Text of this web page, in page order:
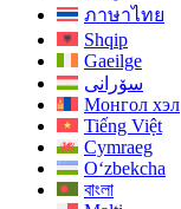
ภาษาไทย
Shqip
Gaeilge
سۆرانی
Монгол хэл
Tiếng Việt
Cymraeg
O‘zbekcha
বাংলা